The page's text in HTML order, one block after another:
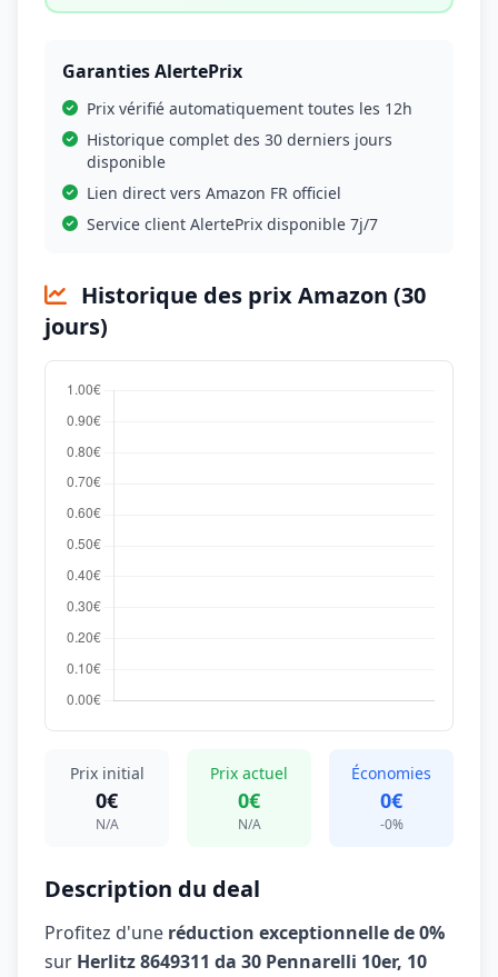
Garanties AlertePrix
Prix vérifié automatiquement toutes les 12h
Historique complet des 30 derniers jours
disponible
Lien direct vers Amazon FR officiel
Service client AlertePrix disponible 7j/7
Historique des prix Amazon (30
jours)
Prix initial
0€
N/A
Prix actuel
0€
N/A
Économies
0€
-0%
Description du deal
Profitez d'une réduction exceptionnelle de 0%
sur Herlitz 8649311 da 30 Pennarelli 10er, 10